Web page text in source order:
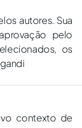
autores. Sua
pelo
os
contexto de